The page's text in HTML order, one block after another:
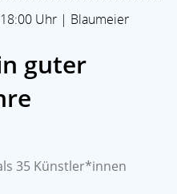
Uhr | Blaumeier
guter
35 Künstler*innen